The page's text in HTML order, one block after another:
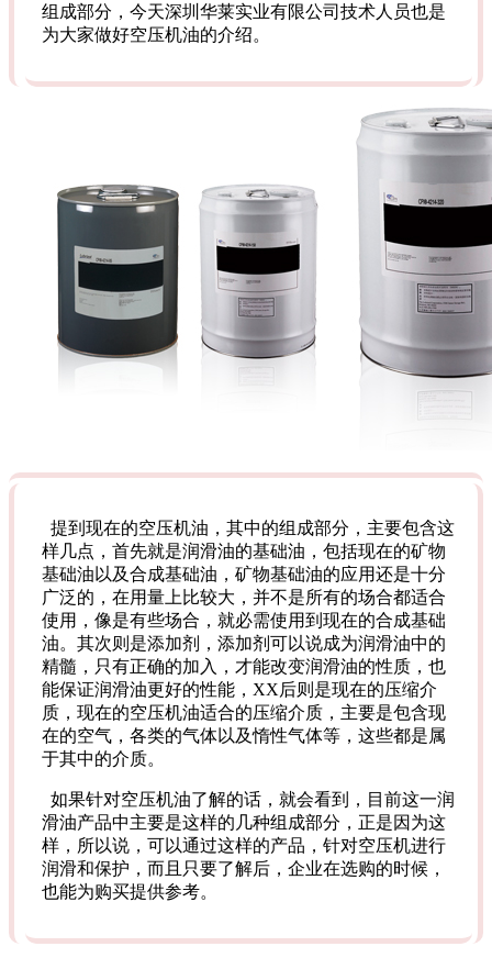
组成部分，今天深圳华莱实业有限公司技术人员也是
为大家做好空压机油的介绍。
提到现在的空压机油，其中的组成部分，主要包含这
样几点，首先就是润滑油的基础油，包括现在的矿物
基础油以及合成基础油，矿物基础油的应用还是十分
广泛的，在用量上比较大，并不是所有的场合都适合
使用，像是有些场合，就必需使用到现在的合成基础
油。其次则是添加剂，添加剂可以说成为润滑油中的
精髓，只有正确的加入，才能改变润滑油的性质，也
能保证润滑油更好的性能，XX后则是现在的压缩介
质，现在的空压机油适合的压缩介质，主要是包含现
在的空气，各类的气体以及惰性气体等，这些都是属
于其中的介质。
如果针对空压机油了解的话，就会看到，目前这一润
滑油产品中主要是这样的几种组成部分，正是因为这
样，所以说，可以通过这样的产品，针对空压机进行
润滑和保护，而且只要了解后，企业在选购的时候，
也能为购买提供参考。